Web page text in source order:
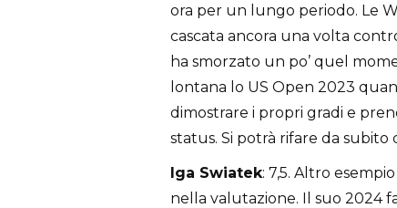
ora per un lungo periodo. Le
cascata ancora una volta
ha smorzato un po’ quel
lontana lo US Open 2023
dimostrare i propri gradi e
status. Si potrà rifare da
Iga Swiatek: 7,5. Altro
nella valutazione. Il suo 2024